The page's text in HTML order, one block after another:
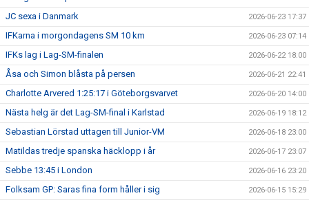
JC sexa i Danmark 2026-06-23 17:37
IFKarna i morgondagens SM 10 km 2026-06-23 07:14
IFKs lag i Lag-SM-finalen 2026-06-22 18:00
Åsa och Simon blåsta på persen 2026-06-21 22:41
Charlotte Arvered 1:25:17 i Göteborgsvarvet 2026-06-20 14:00
Nästa helg är det Lag-SM-final i Karlstad 2026-06-19 18:12
Sebastian Lörstad uttagen till Junior-VM 2026-06-18 23:00
Matildas tredje spanska häcklopp i år 2026-06-17 23:07
Sebbe 13:45 i London 2026-06-16 23:20
Folksam GP: Saras fina form håller i sig 2026-06-15 15:29